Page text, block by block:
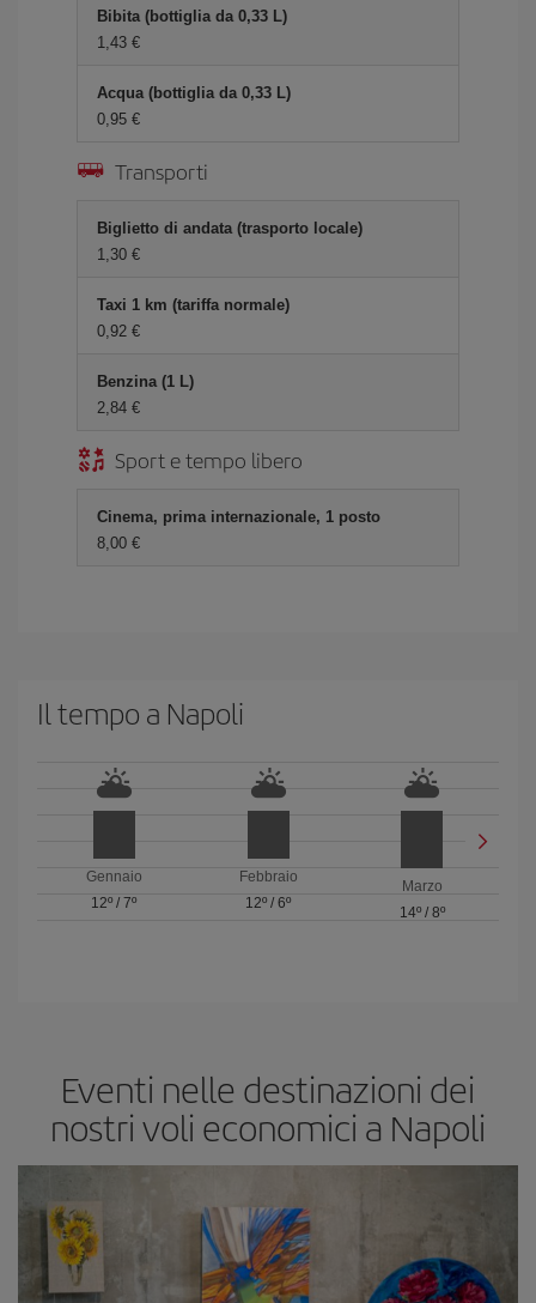
Bibita (bottiglia da 0,33 L)
1,43 €
Acqua (bottiglia da 0,33 L)
0,95 €
Transporti
Biglietto di andata (trasporto locale)
1,30 €
Taxi 1 km (tariffa normale)
0,92 €
Benzina (1 L)
2,84 €
Sport e tempo libero
Cinema, prima internazionale, 1 posto
8,00 €
Il tempo a Napoli
Gennaio
12º /7º
Febbraio
12º / 6º
Marzo
14º/ 8º
Eventi nelle destinazioni dei
nostri voli economici a Napoli